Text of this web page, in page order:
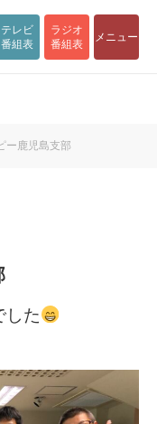
テレビ
番組表
ラジオ
番組表
メニュー
ー鹿児島支部
した